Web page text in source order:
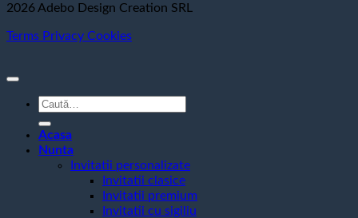
2026 Adebo Design Creation SRL
Terms Privacy Cookies
Caută
după:
Acasa
Nunta
Invitatii personalizate
Invitatii clasice
Invitatii premium
Invitatii cu sigiliu